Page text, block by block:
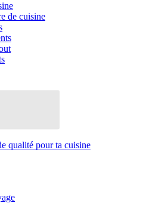
de cuisine
qualité pour ta cuisine